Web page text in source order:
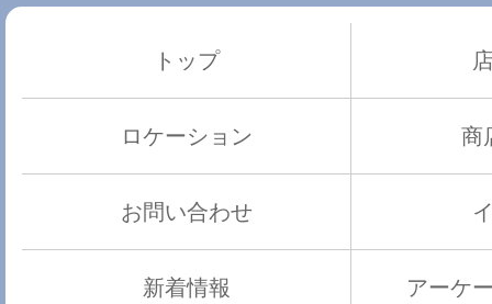
トップ
ロケーション 商
お問い合わせ
新着情報 アーケ